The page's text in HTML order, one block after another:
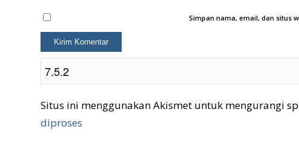
Simpan nama, email, dan situs
Situs ini menggunakan Akismet untuk mengurangi
diproses